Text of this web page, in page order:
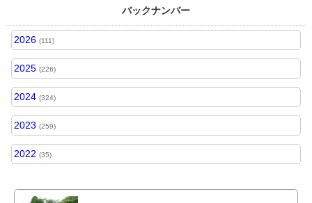
バックナンバー
2026 (111)
2025 (226)
2024 (324)
2023 (259)
2022 (35)